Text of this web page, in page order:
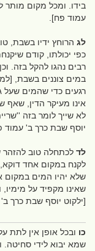
בידו. ומכל מקום מותר
עמוד פח].
לג הרוחץ ידיו בשבת,
כפי יכולתו, קודם
רבים נהגו להקל בזה.
במים צוננים בשבת,
רגעים כדי שהמים שעל
אינו מעיקר הדין, שאף
לא שייך לומר בזה
יוסף שבת כרך ב' עמוד
לד לכתחלה טוב
לקנח במקום אחד
שלא יהיו המים במקום
שאינו מקפיד על מימיו,
[ילקוט יוסף שבת כרך
כו ובכל אופן אין לתת
שמא יבוא לידי סחיטה.